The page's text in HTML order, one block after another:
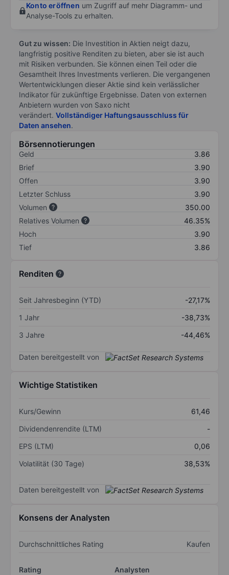
Konto eröffnen um Zugriff auf mehr Diagramm- und
Analyse-Tools zu erhalten.
Gut zu wissen: Die Investition in Aktien neigt dazu,
langfristig positive Renditen zu bieten, aber sie ist auch
mit Risiken verbunden. Sie können einen Teil oder die
Gesamtheit Ihres Investments verlieren. Die vergangenen
Wertentwicklungen dieser Aktie sind kein verlässlicher
Indikator für zukünftige Ergebnisse. Daten von externen
Anbietern wurden von Saxo nicht
verändert. Vollständiger Haftungsausschluss für
Daten ansehen.
Börsennotierungen
Geld
3.86
Brief
3.90
Offen
3.90
Letzter Schluss
3.90
Volumen
350.00
Relatives Volumen
46.35%
Hoch
3.90
Tief
3.86
Renditen
Seit Jahresbeginn (YTD)
-27,17%
1 Jahr
-38,73%
3 Jahre
-44,46%
Daten bereitgestellt von
Wichtige Statistiken
Kurs/Gewinn
61,46
Dividendenrendite (LTM)
-
EPS (LTM)
0,06
Volatilität (30 Tage)
38,53%
Daten bereitgestellt von
Konsens der Analysten
Durchschnittliches Rating Kaufen
Rating
Analysten